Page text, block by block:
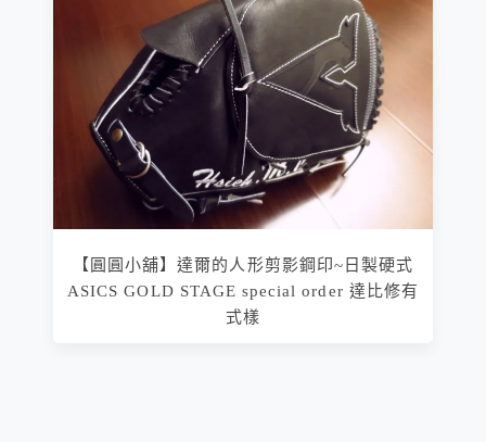
【圓圓小舖】達爾的人形剪影鋼印~日製硬式
ASICS GOLD STAGE special order 達比修有
式樣